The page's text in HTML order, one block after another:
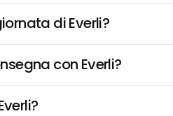
di Everli?
con Everli?